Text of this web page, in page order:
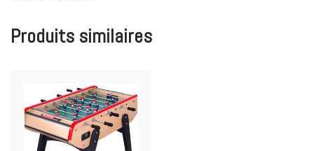
Produits similaires